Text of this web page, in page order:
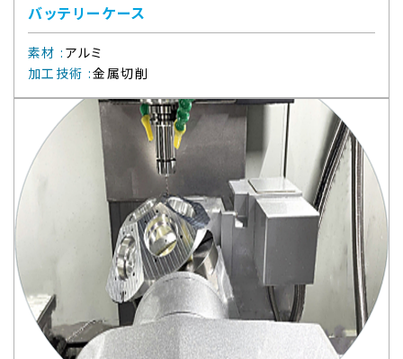
バッテリーケース
素材 : アルミ
加工技術 :金属切削